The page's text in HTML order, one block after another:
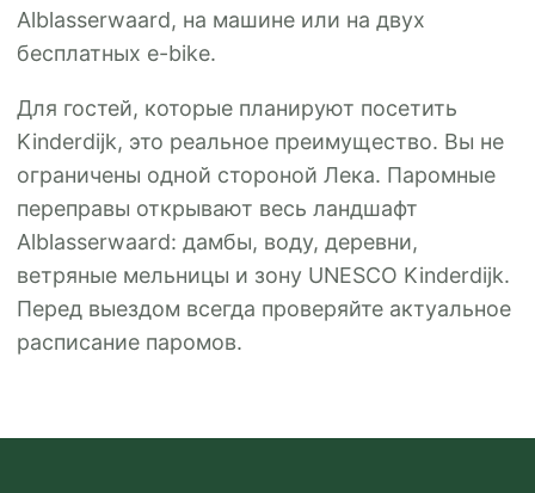
Alblasserwaard, на машине или на двух
бесплатных e-bike.
Для гостей, которые планируют посетить
Kinderdijk, это реальное преимущество. Вы не
ограничены одной стороной Лека. Паромные
переправы открывают весь ландшафт
Alblasserwaard: дамбы, воду, деревни,
ветряные мельницы и зону UNESCO Kinderdijk.
Перед выездом всегда проверяйте актуальное
расписание паромов.